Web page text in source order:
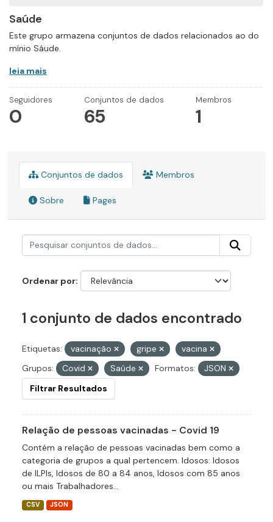
Saúde
Este grupo armazena conjuntos de dados relacionados ao do
mínio Sáude.
leia mais
Seguidores
0
Conjuntos de dados
65
Membros
1
Conjuntos de dados Membros
Sobre Pages
Ordenar por
1 conjunto de dados encontrado
Etiquetas: vacinação gripe
vacina
Grupos:
Covid Saúde Formatos:
JSON
Filtrar Resultados
Relação de pessoas vacinadas - Covid 19
Contém a relação de pessoas vacinadas bem como a
categoria de grupos a qual pertencem. Idosos: Idosos
de ILPIs, Idosos de 80 a 84 anos, Idosos com 85 anos
ou mais Trabalhadores...
CSV JSON